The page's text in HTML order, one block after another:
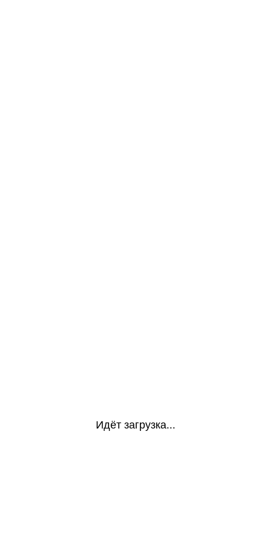
Идёт загрузка...